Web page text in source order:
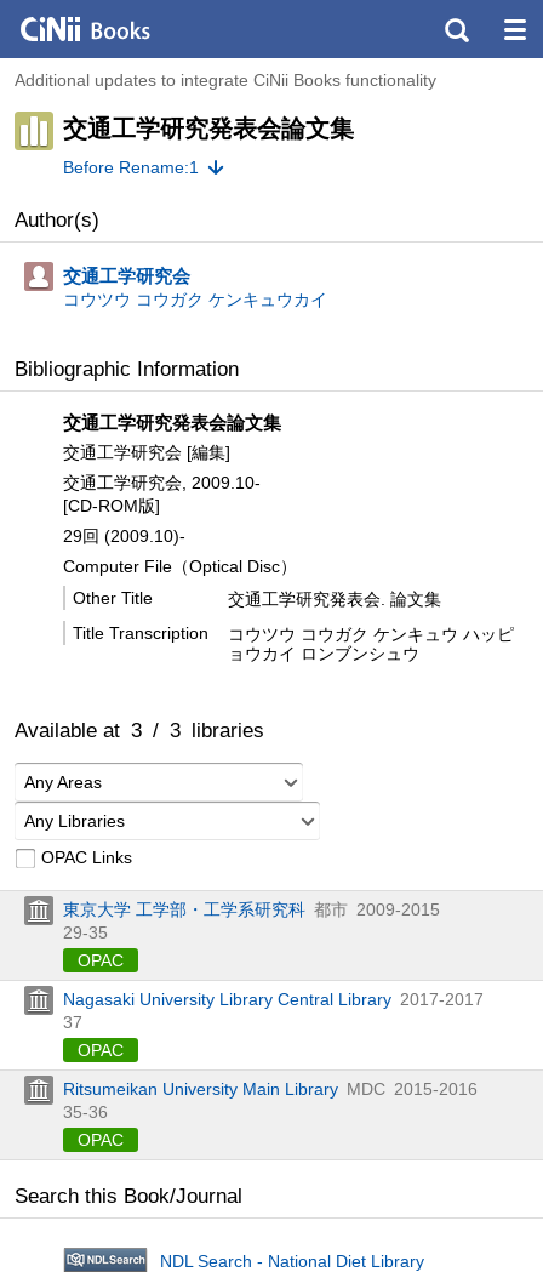
Additional updates to integrate CiNii Books functionality
交通工学研究発表会論文集
Before Rename:1
Author(s)
交通工学研究会
コウツウ コウガク ケンキュウカイ
Bibliographic Information
交通工学研究発表会論文集
交通工学研究会 [編集]
交通工学研究会, 2009.10-
[CD-ROM版]
29回 (2009.10)-
Computer File（Optical Disc）
Other Title
交通工学研究発表会. 論文集
Title Transcription
コウツウ コウガク ケンキュウ ハッピ
ョウカイ ロンブンシュウ
Available at 3 / 3 libraries
Any Areas
Any Libraries
OPAC Links
東京大学 工学部・工学系研究科 都市 2009-2015
29-35
OPAC
Nagasaki University Library Central Library 2017-2017
37
OPAC
Ritsumeikan University Main Library MDC 2015-2016
35-36
OPAC
Search this Book/Journal
NDL Search - National Diet Library